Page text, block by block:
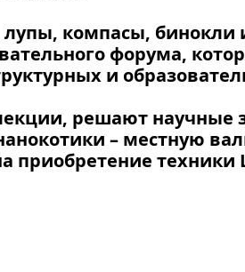
компасы, бинокли
форума,
и
решают научные
– местную
приобретение техники